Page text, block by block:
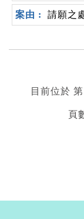
請願之
目前位於 第
頁